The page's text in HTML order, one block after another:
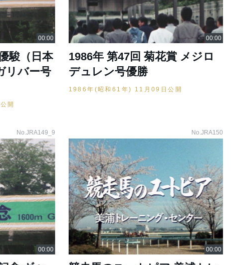
駿（日本
リバー号
開
1986年 第47回 菊花賞 メジロ
デュレン号優勝
1986年(昭和61年) 11月09日公開
No.JRA149_9 No.JRA150